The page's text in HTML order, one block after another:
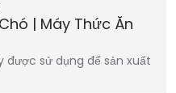
| Máy Thức Ăn
sử dụng để sản xuất